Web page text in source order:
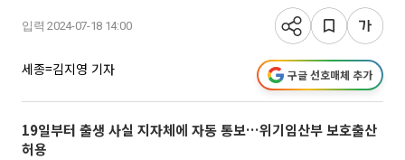
입력 2024-07-18 14:00
세종=김지영 기자 구글 선호매체 추가
19일부터 출생 사실 지자체에 자동 통보…위기임산부 보호출산
허용